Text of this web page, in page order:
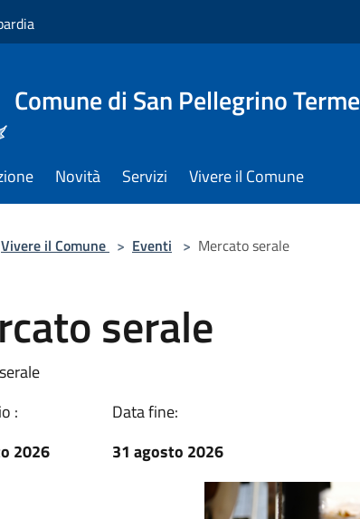
Comune di San Pellegrino Terme
Novità Servizi Vivere il Comune
Vivere il Comune > Eventi > Mercato serale
serale
:
2026
Data fine:
31 agosto 2026